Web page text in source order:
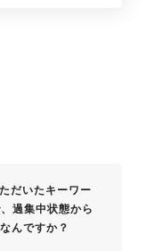
だいたキーワー
過集中状態から
んですか？